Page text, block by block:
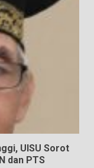
UISU Sorot
dan PTS